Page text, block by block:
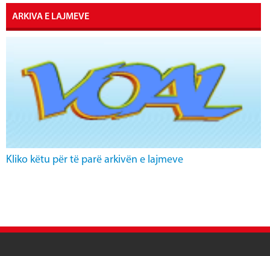
ARKIVA E LAJMEVE
Kliko këtu për të parë arkivën e lajmeve